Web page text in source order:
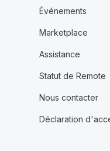
Événements
Marketplace
Assistance
Statut de Remote
Nous contacter
Déclaration